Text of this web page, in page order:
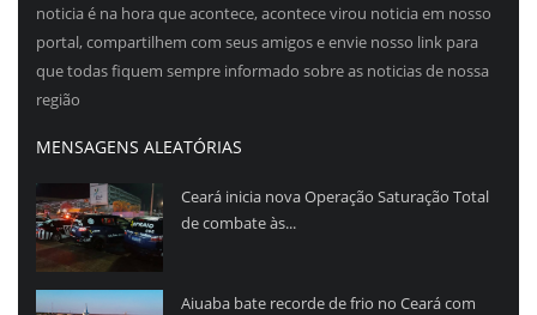
noticia é na hora que acontece, acontece virou noticia em nosso
portal, compartilhem com seus amigos e envie nosso link para
que todas fiquem sempre informado sobre as noticias de nossa
região
MENSAGENS ALEATÓRIAS
Ceará inicia nova Operação Saturação Total
de combate às...
Aiuaba bate recorde de frio no Ceará com